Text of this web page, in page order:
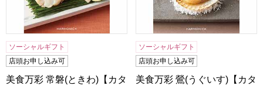
ソーシャルギフト
店頭お申し込み可
美食万彩 常磐(ときわ)【カタ
ソーシャルギフト
店頭お申し込み可
美食万彩 鶯(うぐいす)【カタ